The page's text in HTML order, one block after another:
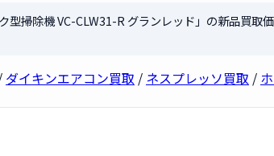
掃除機 VC-CLW31-R グランレッド」の新品買取
ダイキンエアコン買取 / ネスプレッソ買取 /